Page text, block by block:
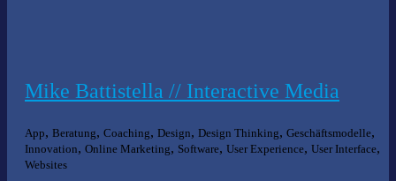
Mike Battistella // Interactive Media
App, Beratung, Coaching, Design, Design Thinking, Geschäftsmodelle,
Innovation, Online Marketing, Software, User Experience, User Interface,
Websites